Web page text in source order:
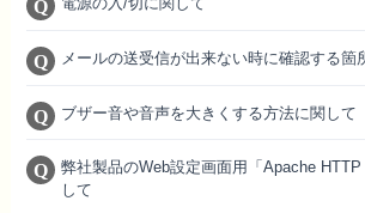
メールの送受信が出来ない時に確認する箇
ブザー音や音声を大きくする方法に関して
弊社製品のWeb設定画面用「Apache
して